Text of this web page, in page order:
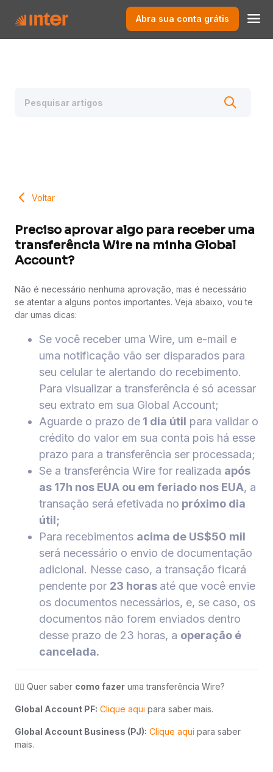
Abra sua conta grátis
Voltar
Preciso aprovar algo para receber uma
transferência Wire na minha Global
Account?
Não é necessário nenhuma aprovação, mas é necessário
se atentar a alguns pontos importantes. Veja abaixo, vou te
dar umas dicas:
Se você receber uma Wire, um e-mail e
uma notificação vão ser disparados para
seu celular te alertando do recebimento.
Para visualizar a transferência é só acessar
seu extrato em sua Global Account;
Aguarde o prazo de 1 dia útil para validar o
crédito do valor em sua conta pois há esse
prazo para a transferência ser processada;
Se a transferência Wire for realizada após
as 17h nos EUA ou em feriado nos EUA, a
transação será efetivada no próximo dia
útil;
Para recebimentos acima de US$50 mil
será necessário o envio de documentação
adicional. Nesse caso, a transação ficará
pendente por 23 horas até que você envie
os documentos necessários, e, se caso, os
documentos não forem enviados dentro
desse prazo de 23 horas, a operação é
cancelada.
👉🏻 Quer saber como fazer uma transferência Wire?
Global Account PF: Clique aqui para saber mais.
Global Account Business (PJ): Clique aqui para saber
mais.